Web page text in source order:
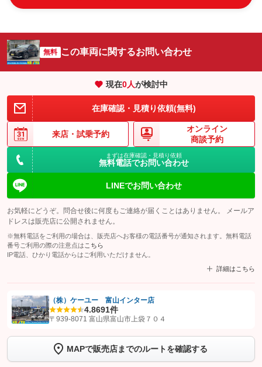
無料 この車両に関するお問い合わせ
現在0人が検討中
在庫確認・見積り依頼(無料)
来店・ 試乗予約
オンライン
商談予約
まずは在庫確認・見積り依頼
無料電話でお問い合わせ
LINEでお問い合わせ
お気軽にどうぞ。問合せ後に何度もご連絡が届くことはありません。 メールア
ドレスは販売店に公開されません。
※無料電話をご利用の場合は、販売店へお客様の電話番号が通知されます。無料電話
番号ご利用の際の注意点は こちら
IP電話、ひかり電話からはご利用いただけません。
詳細はこちら
【STEP1】認証画面でグーネットを友だち追加してから「許可する」ボタンを押
トーク画面で
ボタンをタップして問い合わせを
完了してください。
（株）ケーユー 富山インター店
4.8691件
〒939-8071 富山県富山市上袋７０４
MAPで販売店までのルートを確認する